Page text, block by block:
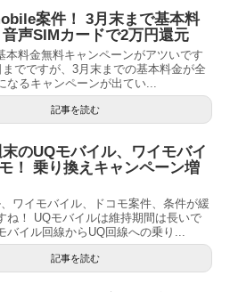
案件！ 3月末まで基本料
声SIMカードで2万円還元
本料金無料キャンペーンがアツいです
でですが、3月末までの基本料金が全
なるキャンペーンが出てい...
記事を読む
末のUQモバイル、ワイモバイ
！ 乗り換えキャンペーン増
ワイモバイル、ドコモ案件、条件が緩
ね！ UQモバイルは維持期間は長いで
バイル回線からUQ回線への乗り...
記事を読む